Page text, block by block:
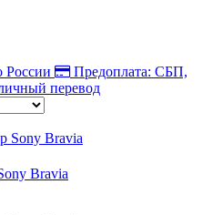
России
Предоплата: СБП,
перевод
Bravia